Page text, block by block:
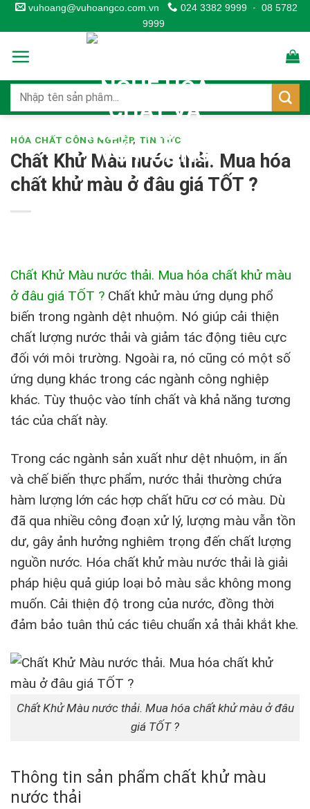
Skip
to
content
vuhoang@vuhoangco.com.vn 024 3382 9999 - 08 5782
9999
HÓA CHẤT CÔNG NGHIỆP, TIN TỨC
Chất Khử Màu nước thải. Mua hóa
chất khử màu ở đâu giá TỐT ?
Chất Khử Màu nước thải. Mua hóa chất khử màu
ở đâu giá TỐT ? Chất khử màu ứng dụng phổ
biến trong ngành dệt nhuộm. Nó giúp cải thiện
chất lượng nước thải và giảm tác động tiêu cực
đối với môi trường. Ngoài ra, nó cũng có một số
ứng dụng khác trong các ngành công nghiệp
khác. Tùy thuộc vào tính chất và khả năng tương
tác của chất này.
Trong các ngành sản xuất như dệt nhuộm, in ấn
và chế biến thực phẩm, nước thải thường chứa
hàm lượng lớn các hợp chất hữu cơ có màu. Dù
đã qua nhiều công đoạn xử lý, lượng màu vẫn tồn
dư, gây ảnh hưởng nghiêm trọng đến chất lượng
nguồn nước. Hóa chất khử màu nước thải là giải
pháp hiệu quả giúp loại bỏ màu sắc không mong
muốn. Cải thiện độ trong của nước, đồng thời
đảm bảo tuân thủ các tiêu chuẩn xả thải khắt khe.
Chất Khử Màu nước thải. Mua hóa chất khử màu ở đâu
giá TỐT ?
Thông tin sản phẩm chất khử màu
nước thải